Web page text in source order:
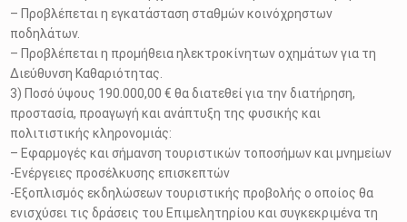
– Προβλέπεται η εγκατάσταση σταθμών κοινόχρηστων
ποδηλάτων.
– Προβλέπεται η προμήθεια ηλεκτροκίνητων οχημάτων για τη
Διεύθυνση Καθαριότητας.
3) Ποσό ύψους 190.000,00 € θα διατεθεί για την διατήρηση,
προστασία, προαγωγή και ανάπτυξη της φυσικής και
πολιτιστικής κληρονομιάς:
– Εφαρμογές και σήμανση τουριστικών τοποσήμων και μνημείων
-Ενέργειες προσέλκυσης επισκεπτών
-Εξοπλισμός εκδηλώσεων τουριστικής προβολής ο οποίος θα
ενισχύσει τις δράσεις του Επιμελητηρίου και συγκεκριμένα τη